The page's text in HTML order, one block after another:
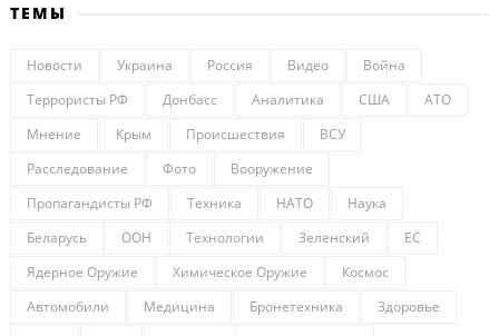
ТЕМЫ
Новости Украина Россия Видео
Война
Террористы РФ
Донбасс Аналитика США
АТО
Мнение
Крым Происшествия
ВСУ
Расследование
Фото
Вооружение
Пропагандисты РФ
Техника НАТО
Наука
Беларусь
ООН Технологии Зеленский
ЕС
Ядерное Оружие
Химическое Оружие
Космос
Автомобили
Медицина Бронетехника
Здоровье